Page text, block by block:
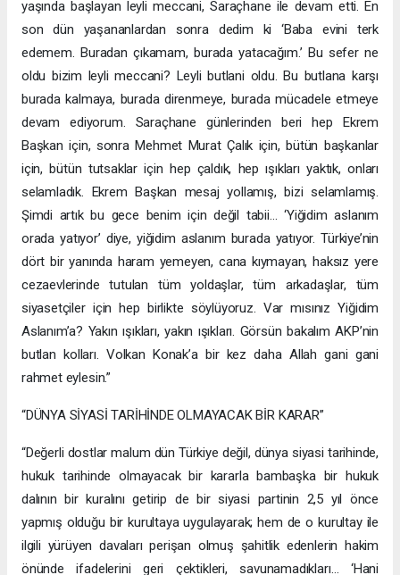
yaşında başlayan leyli meccani, Saraçhane ile devam etti. En
son dün yaşananlardan sonra dedim ki ‘Baba evini terk
edemem. Buradan çıkamam, burada yatacağım.’ Bu sefer ne
oldu bizim leyli meccani? Leyli butlani oldu. Bu butlana karşı
burada kalmaya, burada direnmeye, burada mücadele etmeye
devam ediyorum. Saraçhane günlerinden beri hep Ekrem
Başkan için, sonra Mehmet Murat Çalık için, bütün başkanlar
için, bütün tutsaklar için hep çaldık, hep ışıkları yaktık, onları
selamladık. Ekrem Başkan mesaj yollamış, bizi selamlamış.
Şimdi artık bu gece benim için değil tabii… ‘Yiğidim aslanım
orada yatıyor’ diye, yiğidim aslanım burada yatıyor. Türkiye’nin
dört bir yanında haram yemeyen, cana kıymayan, haksız yere
cezaevlerinde tutulan tüm yoldaşlar, tüm arkadaşlar, tüm
siyasetçiler için hep birlikte söylüyoruz. Var mısınız Yiğidim
Aslanım’a? Yakın ışıkları, yakın ışıkları. Görsün bakalım AKP’nin
butlan kolları. Volkan Konak’a bir kez daha Allah gani gani
rahmet eylesin.”
“DÜNYA SİYASİ TARİHİNDE OLMAYACAK BİR KARAR”
“Değerli dostlar malum dün Türkiye değil, dünya siyasi tarihinde,
hukuk tarihinde olmayacak bir kararla bambaşka bir hukuk
dalının bir kuralını getirip de bir siyasi partinin 2,5 yıl önce
yapmış olduğu bir kurultaya uygulayarak; hem de o kurultay ile
ilgili yürüyen davaları perişan olmuş şahitlik edenlerin hakim
önünde ifadelerini geri çektikleri, savunamadıkları… ‘Hani